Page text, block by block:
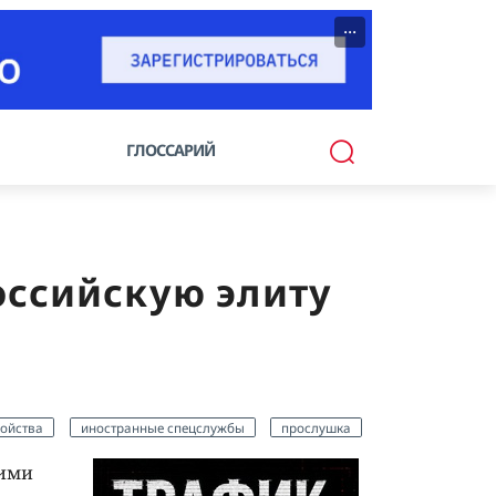
···
ГЛОССАРИЙ
элиту
иностранные спецслужбы прослушка